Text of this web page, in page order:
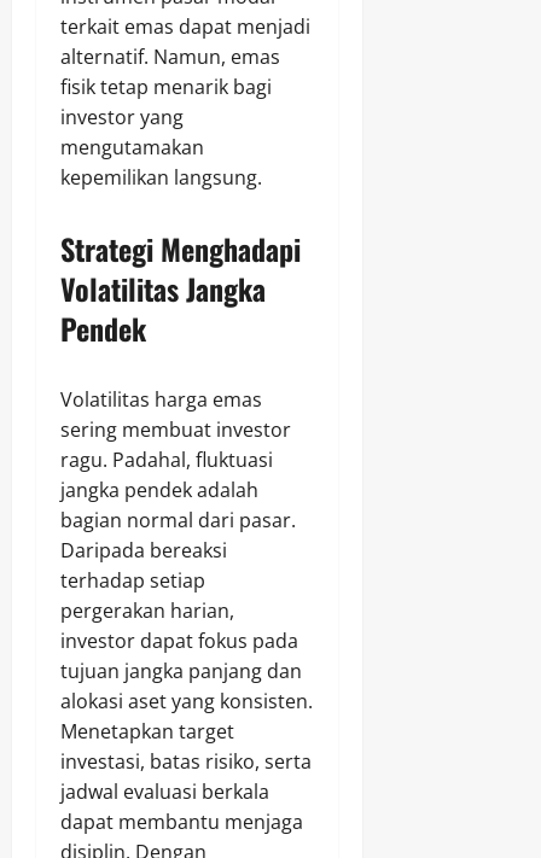
terkait emas dapat menjadi
alternatif. Namun, emas
fisik tetap menarik bagi
investor yang
mengutamakan
kepemilikan langsung.
Strategi Menghadapi
Volatilitas Jangka
Pendek
Volatilitas harga emas
sering membuat investor
ragu. Padahal, fluktuasi
jangka pendek adalah
bagian normal dari pasar.
Daripada bereaksi
terhadap setiap
pergerakan harian,
investor dapat fokus pada
tujuan jangka panjang dan
alokasi aset yang konsisten.
Menetapkan target
investasi, batas risiko, serta
jadwal evaluasi berkala
dapat membantu menjaga
disiplin. Dengan